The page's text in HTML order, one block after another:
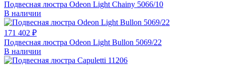
Подвесная люстра Odeon Light Chainy 5066/10
В наличии
171 402 ₽
Подвесная люстра Odeon Light Bullon 5069/22
В наличии